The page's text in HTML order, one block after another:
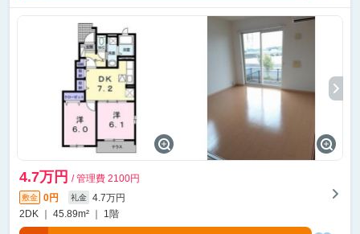
4.7万円 / 管理費 2100円
敷金 0円 礼金
4.7万円
2DK ｜ 45.89m² ｜ 1階